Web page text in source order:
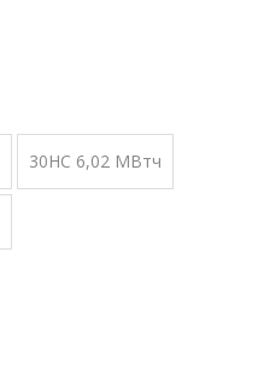
30HC 6,02 МВтч